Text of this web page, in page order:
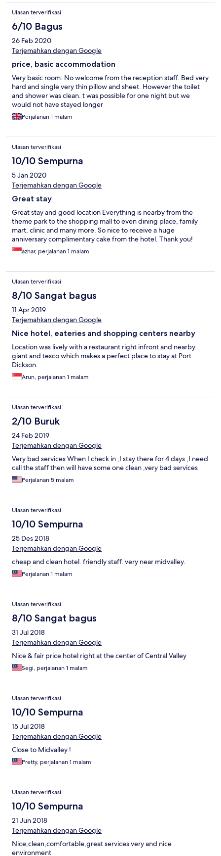
Ulasan terverifikasi
6/10 Bagus
26 Feb 2020
Terjemahkan dengan Google
price, basic accommodation
Very basic room. No welcome from the reception staff. Bed very
hard and single very thin pillow and sheet. However the toilet
and shower was clean. t was possible for one night but we
would not have stayed longer
Perjalanan 1 malam
Ulasan terverifikasi
10/10 Sempurna
5 Jan 2020
Terjemahkan dengan Google
Great stay
Great stay and good location Everything is nearby from the
theme park to the shopping mall to even dining place, family
mart, clinic and many more. So nice to receive a huge
anniversary complimentary cake from the hotel. Thank you!
azhar, perjalanan 1 malam
Ulasan terverifikasi
8/10 Sangat bagus
11 Apr 2019
Terjemahkan dengan Google
Nice hotel, eateries and shopping centers nearby
Location was lively with a restaurant right infront and nearby
giant and tesco which makes a perfect place to stay at Port
Dickson.
Arun, perjalanan 1 malam
Ulasan terverifikasi
2/10 Buruk
24 Feb 2019
Terjemahkan dengan Google
Very bad services When I check in ,I stay there for 4 days ,I need
call the staff then will have some one clean ,very bad services
Perjalanan 5 malam
Ulasan terverifikasi
10/10 Sempurna
25 Des 2018
Terjemahkan dengan Google
cheap and clean hotel. friendly staff. very near midvalley.
Perjalanan 1 malam
Ulasan terverifikasi
8/10 Sangat bagus
31 Jul 2018
Terjemahkan dengan Google
Nice & fair price hotel right at the center of Central Valley
Segi, perjalanan 1 malam
Ulasan terverifikasi
10/10 Sempurna
15 Jul 2018
Terjemahkan dengan Google
Close to Midvalley !
Pretty, perjalanan 1 malam
Ulasan terverifikasi
10/10 Sempurna
21 Jun 2018
Terjemahkan dengan Google
Nice,clean,comfortable,great services very and nice
environment